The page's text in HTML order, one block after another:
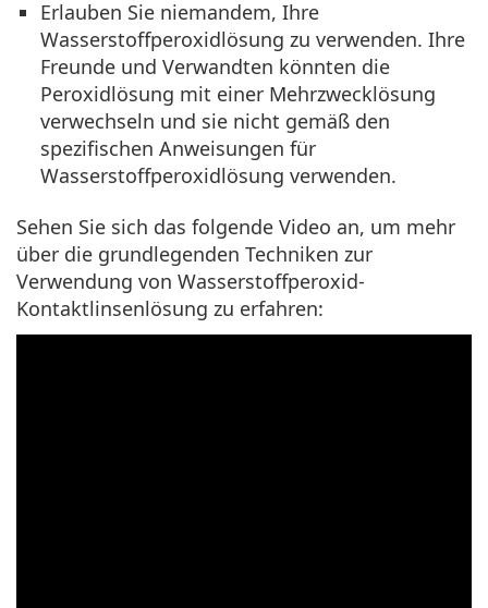
Erlauben Sie niemandem, Ihre
Wasserstoffperoxidlösung zu verwenden. Ihre
Freunde und Verwandten könnten die
Peroxidlösung mit einer Mehrzwecklösung
verwechseln und sie nicht gemäß den
spezifischen Anweisungen für
Wasserstoffperoxidlösung verwenden.
Sehen Sie sich das folgende Video an, um mehr
über die grundlegenden Techniken zur
Verwendung von Wasserstoffperoxid-
Kontaktlinsenlösung zu erfahren: